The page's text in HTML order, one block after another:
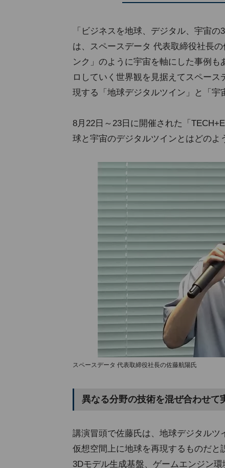
「ビジネスを地球、デジタル、宇宙
は、スペースデータ 代表取締役社長
ンク」のように宇宙を軸にした事例
ロしていく世界観を見据えてスペー
現する「地球デジタルツイン」と「宇
8月22日～23日に開催された「
球と宇宙のデジタルツインとはどのよ
スペースデータ 代表取締役社長の佐藤航陽氏
異なる分野の技術を混ぜ合わせて
講演冒頭で佐藤氏は、地球デジタルツ
仮想空間上に地球を再現するものだと
3Dモデル生成基盤、ゲームエンジン